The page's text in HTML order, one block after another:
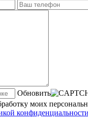
Обновить
моих
конфиденциальности